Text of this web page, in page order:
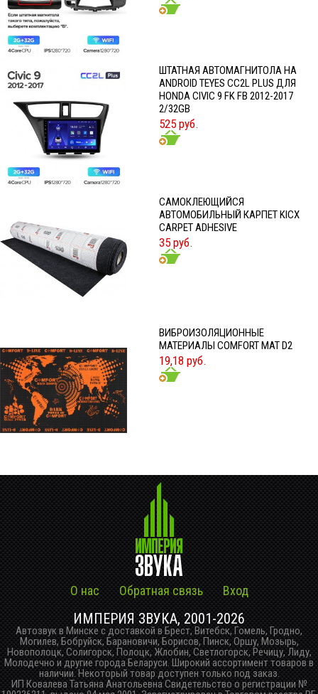
ШТАТНАЯ АВТОМАГНИТОЛА НА
ANDROID TEYES CC2L PLUS ДЛЯ
HONDA CIVIC 9 FK FB 2012-2017
2/32GB
525 руб.
CАМОКЛЕЮЩИЙСЯ
АВТОМОБИЛЬНЫЙ КАРПЕТ KICX
CARPET ADHESIVE
35 руб.
ВИБРОИЗОЛЯЦИОННЫЕ
МАТЕРИАЛЫ COMFORT MAT D2
19,18 руб.
О нас Обратная связь Вход
ИМПЕРИЯ ЗВУКА, 2001-2026
Автозвук в Минске с доставкой в Брест, Витебск, Гомель, Гродно,
Могилев, Бобруйск, Барановичи, Борисов, Пинск, Оршу, Мозырь,
Новополоцк, Солигорск, Полоцк, Жлобин, Светлогорск, Речицу, Лиду,
Молодечно и другие города Беларуси. Широкий ассортимент товаров в
наличии. Некоторый товар доступен только под заказ.
ИП Ковалева Татьяна Анатольевна Свидетельство о регистрации №